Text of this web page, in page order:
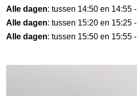
Alle dagen: tussen 14:50 en 14:55 -
Alle dagen: tussen 15:20 en 15:25 -
Alle dagen: tussen 15:50 en 15:55 -